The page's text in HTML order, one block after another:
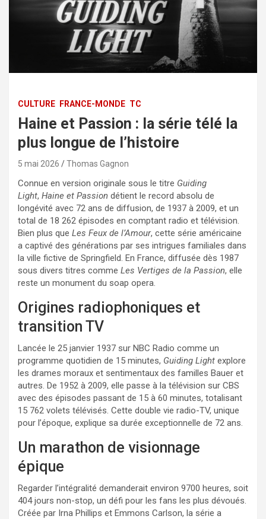
CULTURE FRANCE-MONDE TC
Haine et Passion : la série télé la
plus longue de l’histoire
5 mai 2026 Thomas Gagnon
Connue en version originale sous le titre Guiding
Light, Haine et Passion détient le record absolu de
longévité avec 72 ans de diffusion, de 1937 à 2009, et un
total de 18 262 épisodes en comptant radio et télévision.
Bien plus que Les Feux de l’Amour, cette série américaine
a captivé des générations par ses intrigues familiales dans
la ville fictive de Springfield. En France, diffusée dès 1987
sous divers titres comme Les Vertiges de la Passion, elle
reste un monument du soap opera.
Origines radiophoniques et
transition TV
Lancée le 25 janvier 1937 sur NBC Radio comme un
programme quotidien de 15 minutes, Guiding Light explore
les drames moraux et sentimentaux des familles Bauer et
autres. De 1952 à 2009, elle passe à la télévision sur CBS
avec des épisodes passant de 15 à 60 minutes, totalisant
15 762 volets télévisés. Cette double vie radio-TV, unique
pour l’époque, explique sa durée exceptionnelle de 72 ans.
Un marathon de visionnage
épique
Regarder l’intégralité demanderait environ 9700 heures, soit
404 jours non-stop, un défi pour les fans les plus dévoués.
Créée par Irna Phillips et Emmons Carlson, la série a